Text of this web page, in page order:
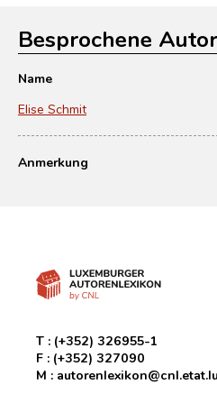
Besprochene
Name
Elise Schmit
Anmerkung
T : (+352) 326955-1
F : (+352) 327090
M : autorenlexikon@cnl.etat.lu